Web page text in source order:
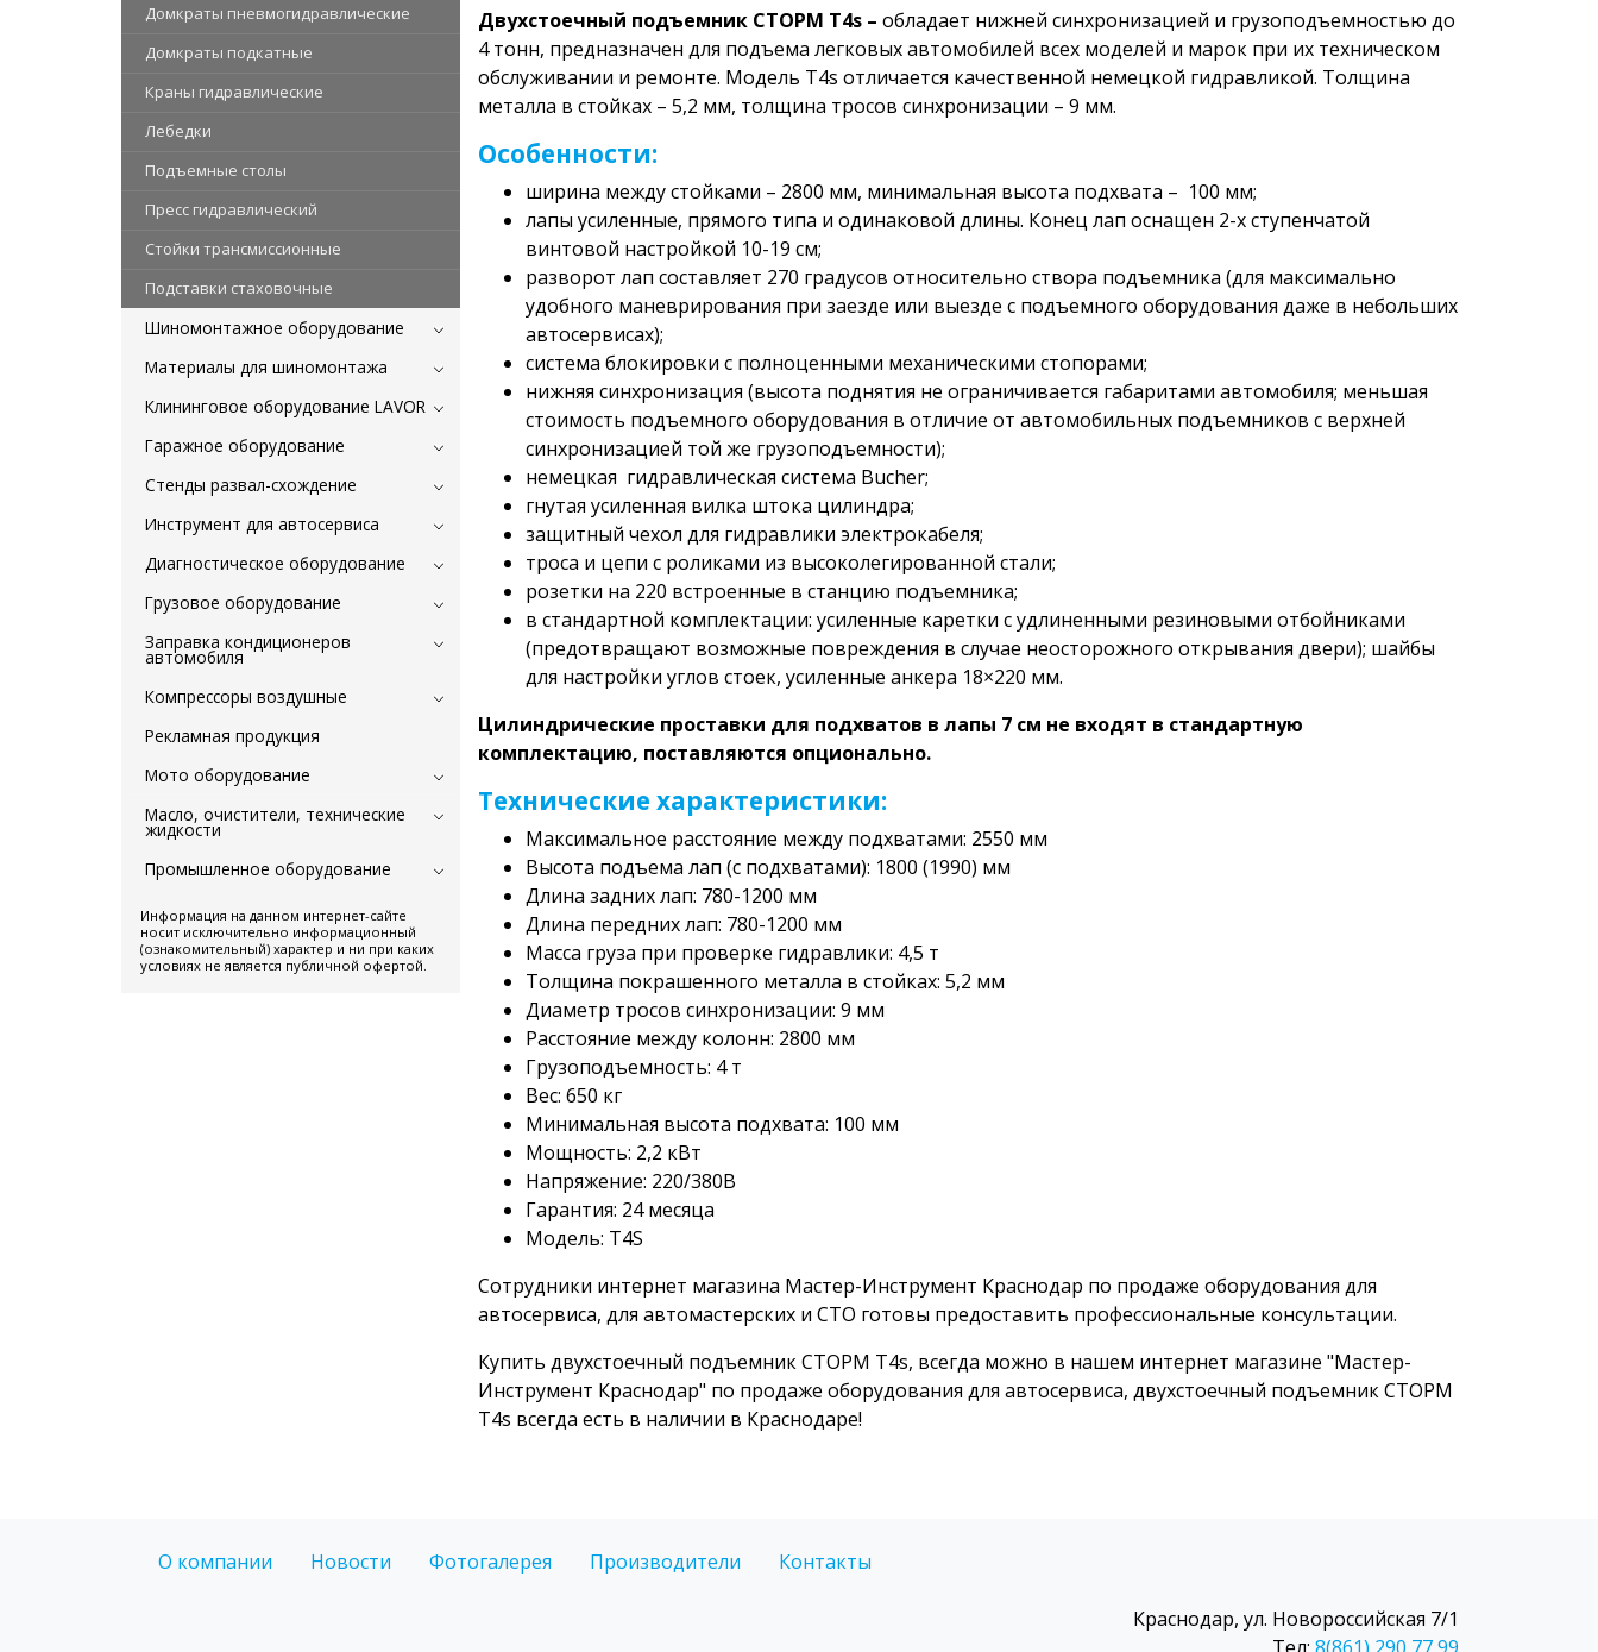
Домкраты пневмогидравлические
Домкраты подкатные
Краны гидравлические
Лебедки
Подъемные столы
Пресс гидравлический
Стойки трансмиссионные
Подставки стаховочные
Шиномонтажное оборудование
Материалы для шиномонтажа
Клининговое оборудование LAVOR
Гаражное оборудование
Стенды развал-схождение
Инструмент для автосервиса
Диагностическое оборудование
Грузовое оборудование
Заправка кондиционеров
автомобиля
Компрессоры воздушные
Рекламная продукция
Мото оборудование
Масло, очистители, технические
жидкости
Промышленное оборудование
Информация на данном интернет-сайте
носит исключительно информационный
(ознакомительный) характер и ни при каких
условиях не является публичной офертой.
Двухстоечный подъемник СТОРМ T4s – обладает нижней синхронизацией и грузоподъемностью до
4 тонн, предназначен для подъема легковых автомобилей всех моделей и марок при их техническом
обслуживании и ремонте. Модель T4s отличается качественной немецкой гидравликой. Толщина
металла в стойках – 5,2 мм, толщина тросов синхронизации – 9 мм.
Особенности:
ширина между стойками – 2800 мм, минимальная высота подхвата – 100 мм;
лапы усиленные, прямого типа и одинаковой длины. Конец лап оснащен 2-х ступенчатой
винтовой настройкой 10-19 см;
разворот лап составляет 270 градусов относительно створа подъемника (для максимально
удобного маневрирования при заезде или выезде с подъемного оборудования даже в небольших
автосервисах);
система блокировки с полноценными механическими стопорами;
нижняя синхронизация (высота поднятия не ограничивается габаритами автомобиля; меньшая
стоимость подъемного оборудования в отличие от автомобильных подъемников с верхней
синхронизацией той же грузоподъемности);
немецкая гидравлическая система Bucher;
гнутая усиленная вилка штока цилиндра;
защитный чехол для гидравлики электрокабеля;
троса и цепи с роликами из высоколегированной стали;
розетки на 220 встроенные в станцию подъемника;
в стандартной комплектации: усиленные каретки с удлиненными резиновыми отбойниками
(предотвращают возможные повреждения в случае неосторожного открывания двери); шайбы
для настройки углов стоек, усиленные анкера 18×220 мм.
Цилиндрические проставки для подхватов в лапы 7 см не входят в стандартную
комплектацию, поставляются опционально.
Технические характеристики:
Максимальное расстояние между подхватами: 2550 мм
Высота подъема лап (с подхватами): 1800 (1990) мм
Длина задних лап: 780-1200 мм
Длина передних лап: 780-1200 мм
Масса груза при проверке гидравлики: 4,5 т
Толщина покрашенного металла в стойках: 5,2 мм
Диаметр тросов синхронизации: 9 мм
Расстояние между колонн: 2800 мм
Грузоподъемность: 4 т
Вес: 650 кг
Минимальная высота подхвата: 100 мм
Мощность: 2,2 кВт
Напряжение: 220/380В
Гарантия: 24 месяца
Модель: T4S
Сотрудники интернет магазина Мастер-Инструмент Краснодар по продаже оборудования для
автосервиса, для автомастерских и СТО готовы предоставить профессиональные консультации.
Купить двухстоечный подъемник СТОРМ T4s, всегда можно в нашем интернет магазине "Мастер-
Инструмент Краснодар" по продаже оборудования для автосервиса, двухстоечный подъемник СТОРМ
T4s всегда есть в наличии в Краснодаре!
О компании Новости Фотогалерея Производители Контакты
Краснодар, ул. Новороссийская 7/1